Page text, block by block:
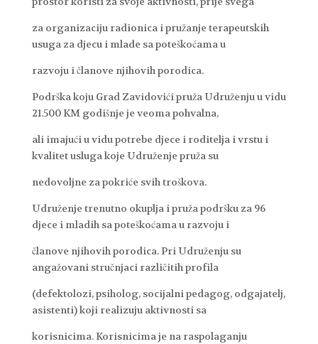
za organizaciju radionica i pružanje terapeutskih
usuga za djecu i mlade sa poteškoćama u
razvoju i članove njihovih porodica.
Podrška koju Grad Zavidovići pruža Udruženju u vidu
21.500 KM godišnje je veoma pohvalna,
ali imajući u vidu potrebe djece i roditelja i vrstu i
kvalitet usluga koje Udruženje pruža su
nedovoljne za pokriće svih troškova.
Udruženje trenutno okuplja i pruža podršku za 96
djece i mladih sa poteškoćama u razvoju i
članove njihovih porodica. Pri Udruženju su
angažovani stručnjaci različitih profila
(defektolozi, psiholog, socijalni pedagog, odgajatelj,
asistenti) koji realizuju aktivnosti sa
korisnicima. Korisnicima je na raspolaganju